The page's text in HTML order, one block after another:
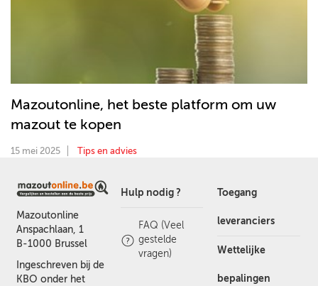
Mazoutonline, het beste platform om uw
mazout te kopen
15 mei 2025 Tips en advies
Mazoutonline
Anspachlaan, 1
B-1000 Brussel
Ingeschreven bij de
KBO onder het
Hulp nodig ?
FAQ (Veel
gestelde
vragen)
Toegang
leveranciers
Wettelijke
bepalingen